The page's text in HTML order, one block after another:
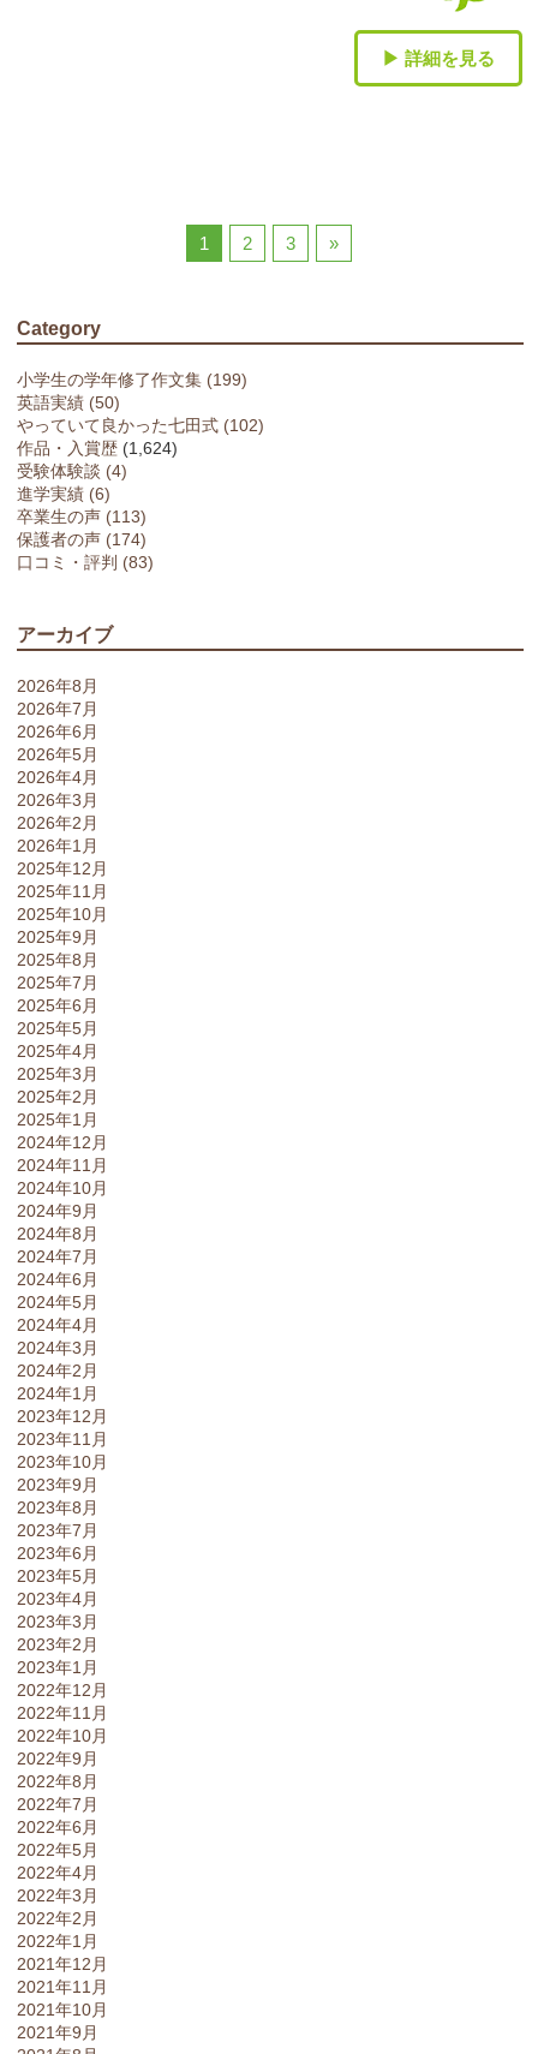
▶ 詳細を見る
1 2 3 »
Category
小学生の学年修了作文集 (199)
英語実績 (50)
やっていて良かった七田式 (102)
作品・入賞歴 (1,624)
受験体験談 (4)
進学実績 (6)
卒業生の声 (113)
保護者の声 (174)
口コミ・評判 (83)
アーカイブ
2026年8月
2026年7月
2026年6月
2026年5月
2026年4月
2026年3月
2026年2月
2026年1月
2025年12月
2025年11月
2025年10月
2025年9月
2025年8月
2025年7月
2025年6月
2025年5月
2025年4月
2025年3月
2025年2月
2025年1月
2024年12月
2024年11月
2024年10月
2024年9月
2024年8月
2024年7月
2024年6月
2024年5月
2024年4月
2024年3月
2024年2月
2024年1月
2023年12月
2023年11月
2023年10月
2023年9月
2023年8月
2023年7月
2023年6月
2023年5月
2023年4月
2023年3月
2023年2月
2023年1月
2022年12月
2022年11月
2022年10月
2022年9月
2022年8月
2022年7月
2022年6月
2022年5月
2022年4月
2022年3月
2022年2月
2022年1月
2021年12月
2021年11月
2021年10月
2021年9月